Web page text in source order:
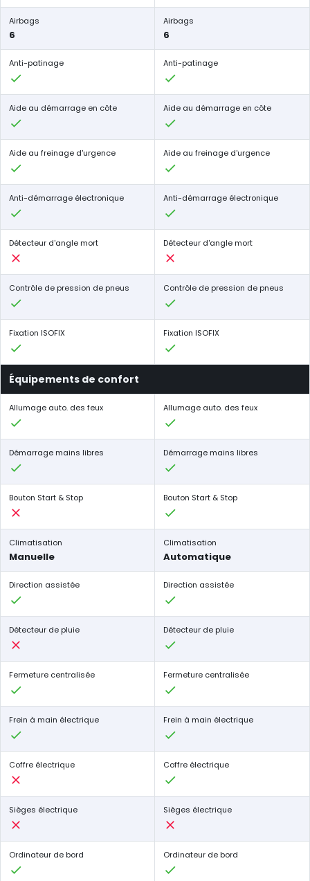
Airbags
6
Airbags
6
Anti-patinage Anti-patinage
Aide au démarrage en côte Aide au démarrage en côte
Aide au freinage d'urgence Aide au freinage d'urgence
Anti-démarrage électronique Anti-démarrage électronique
Détecteur d'angle mort Détecteur d'angle mort
Contrôle de pression de pneus Contrôle de pression de pneus
Fixation ISOFIX Fixation ISOFIX
Équipements de confort
Allumage auto. des feux Allumage auto. des feux
Démarrage mains libres Démarrage mains libres
Bouton Start & Stop Bouton Start & Stop
Climatisation
Manuelle
Climatisation
Automatique
Direction assistée Direction assistée
Détecteur de pluie Détecteur de pluie
Fermeture centralisée Fermeture centralisée
Frein à main électrique Frein à main électrique
Coffre électrique Coffre électrique
Sièges électrique Sièges électrique
Ordinateur de bord Ordinateur de bord